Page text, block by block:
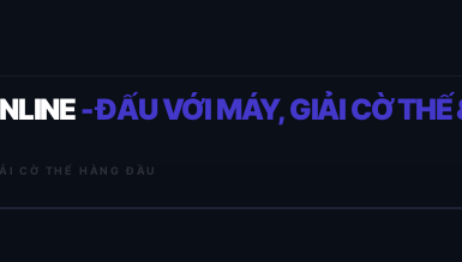
- ĐẤU VỚI MÁY, GIẢI CỜ THẾ
CỜ THẾ HÀNG ĐẦU